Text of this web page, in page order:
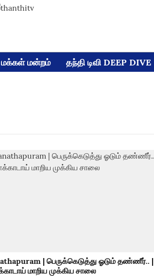
மக்கள் மன்றம் தந்தி டிவி DEEP DIVE
| பெருக்கெடுத்து ஓடும் தண்ணீர்.. |
மாறிய முக்கிய சாலை